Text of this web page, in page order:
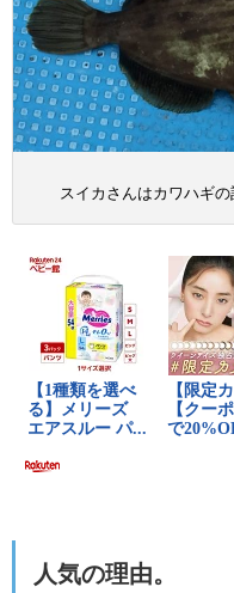
スイカさんはカワハギ
人気の理由。